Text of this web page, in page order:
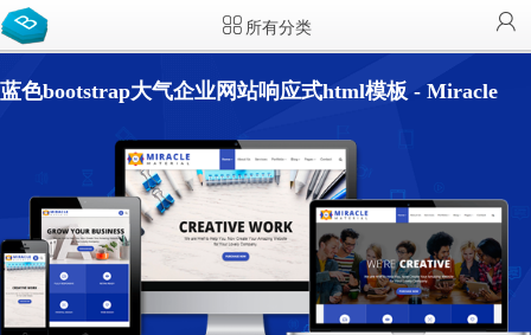
所有分类
蓝色bootstrap大气企业网站响应式html模板 - Miracle